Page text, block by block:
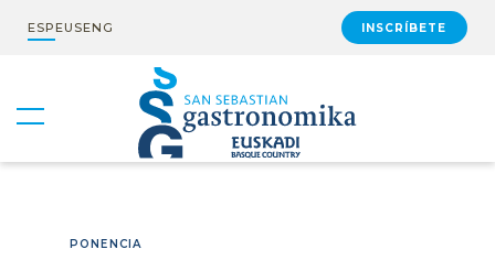
ESPEUSENG INSCRÍBETE
PONENCIA